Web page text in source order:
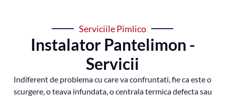
scurgere, o teava infundata, o centrala termica defecta sau
o renovare completa a instalatiilor, Pimlico Instal are